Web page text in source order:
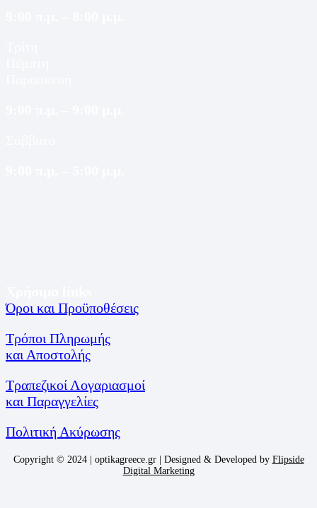
Όροι και Προϋποθέσεις
Τρόποι Πληρωμής
και Αποστολής
Τραπεζικοί Λογαριασμοί
και Παραγγελίες
Πολιτική Ακύρωσης
Copyright © 2024 | optikagreece.gr | Designed & Developed by Flipside
Digital Marketing